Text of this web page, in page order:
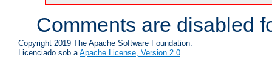
Comments are disabled
Copyright 2019 The Apache Software Foundation.
Licenciado sob aApache License, Version 2.0.